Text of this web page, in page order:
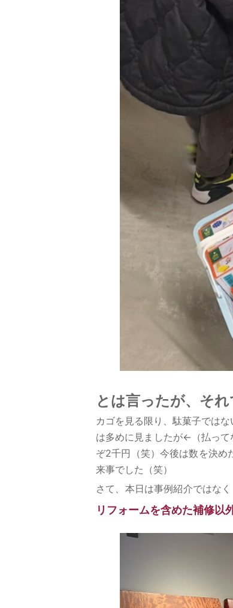
とは言ったが、そ
カゴを見る限り、駄菓子では
は多めに見ましたが←（払っ
ぞ2千円（笑）今後は数を決め
来事でした（笑）
さて、本日は事例紹介ではな
リフォームを含めた補修以